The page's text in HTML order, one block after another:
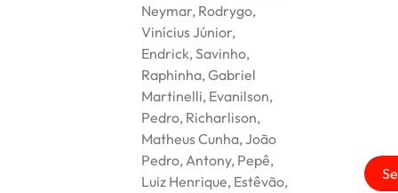
Neymar, Rodrygo,
Vinícius Júnior,
Endrick, Savinho,
Raphinha, Gabriel
Martinelli, Evanilson,
Pedro, Richarlison,
Matheus Cunha, João
Pedro, Antony, Pepê,
Luiz Henrique, Estêvão,